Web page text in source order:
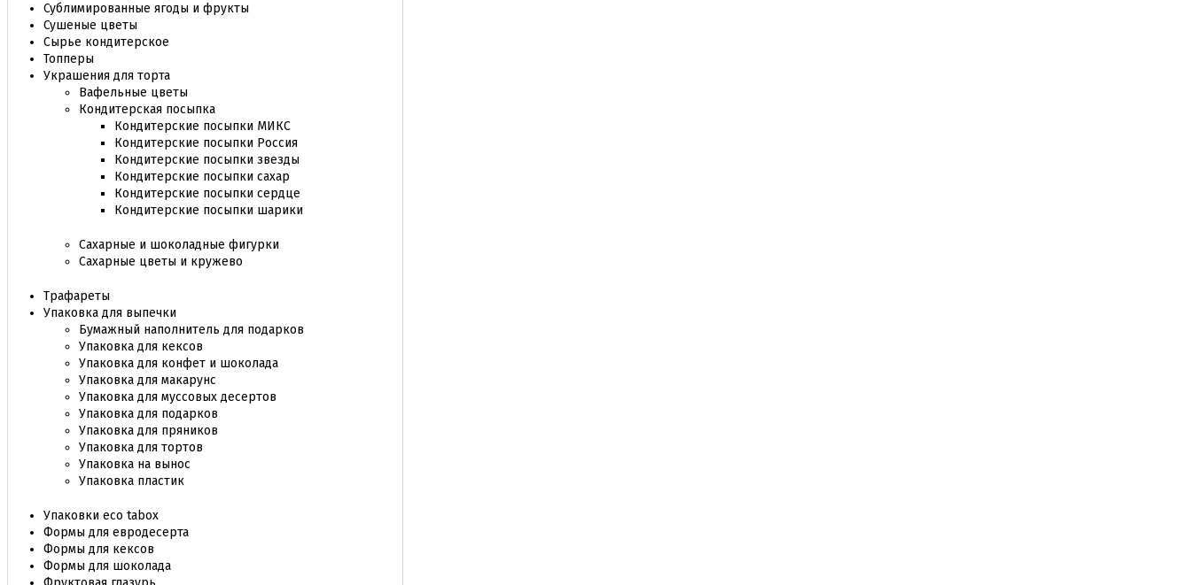
Сублимированные ягоды и фрукты
Сушеные цветы
Сырье кондитерское
Топперы
Украшения для торта
Вафельные цветы
Кондитерская посыпка
Кондитерские посыпки МИКС
Кондитерские посыпки Россия
Кондитерские посыпки звезды
Кондитерские посыпки сахар
Кондитерские посыпки сердце
Кондитерские посыпки шарики
Сахарные и шоколадные фигурки
Сахарные цветы и кружево
Трафареты
Упаковка для выпечки
Бумажный наполнитель для подарков
Упаковка для кексов
Упаковка для конфет и шоколада
Упаковка для макарунс
Упаковка для муссовых десертов
Упаковка для подарков
Упаковка для пряников
Упаковка для тортов
Упаковка на вынос
Упаковка пластик
Упаковки eco tabox
Формы для евродесерта
Формы для кексов
Формы для шоколада